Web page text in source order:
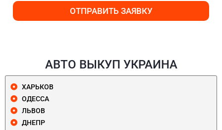
ОТПРАВИТЬ ЗАЯВКУ
АВТО ВЫКУП УКРАИНА
ХАРЬКОВ
ОДЕССА
ЛЬВОВ
ДНЕПР